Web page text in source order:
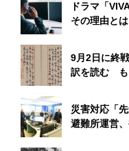
ドラマ「
その理由と
9月2日に終
訳を読む も
災害対応「
避難所運営